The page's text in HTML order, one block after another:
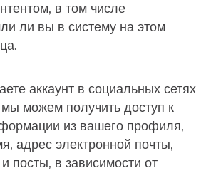
в том числе
ли вы в систему на этом
аккаунт в социальных сетях
можем получить доступ к
из вашего профиля,
адрес электронной почты,
посты, в зависимости от